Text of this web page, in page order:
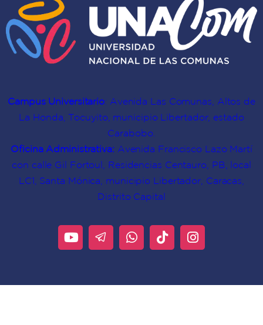
Campus Universitario: Avenida Las Comunas, Altos de
La Honda, Tocuyito, municipio Libertador, estado
Carabobo.
Oficina Administrativa: Avenida Francisco Lazo Martí
con calle Gil Fortoul, Residencias Centauro, PB, local
LC1, Santa Mónica, municipio Libertador, Caracas,
Distrito Capital